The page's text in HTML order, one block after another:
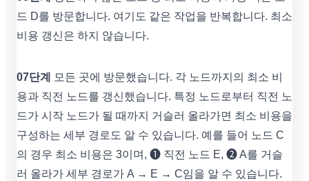
드 D를 방문합니다. 여기도 같은 작업을 반복합니다. 최소
비용 갱신은 하지 않습니다.
07단계
모든 곳에 방문했습니다. 각 노드까지의 최소 비
용과 직전 노드를 갱신했습니다. 특정 노드로부터 직전 노
드가 시작 노드가 될 때까지 거슬러 올라가면 최소 비용을
구성하는 세부 경로도 알 수 있습니다. 예를 들어 노드 C
의 경우 최소 비용은 3이며, ➊ 직전 노드 E, ➋ A를 거슬
러 올라가 세부 경로가 A → E → C임을 알 수 있습니다.